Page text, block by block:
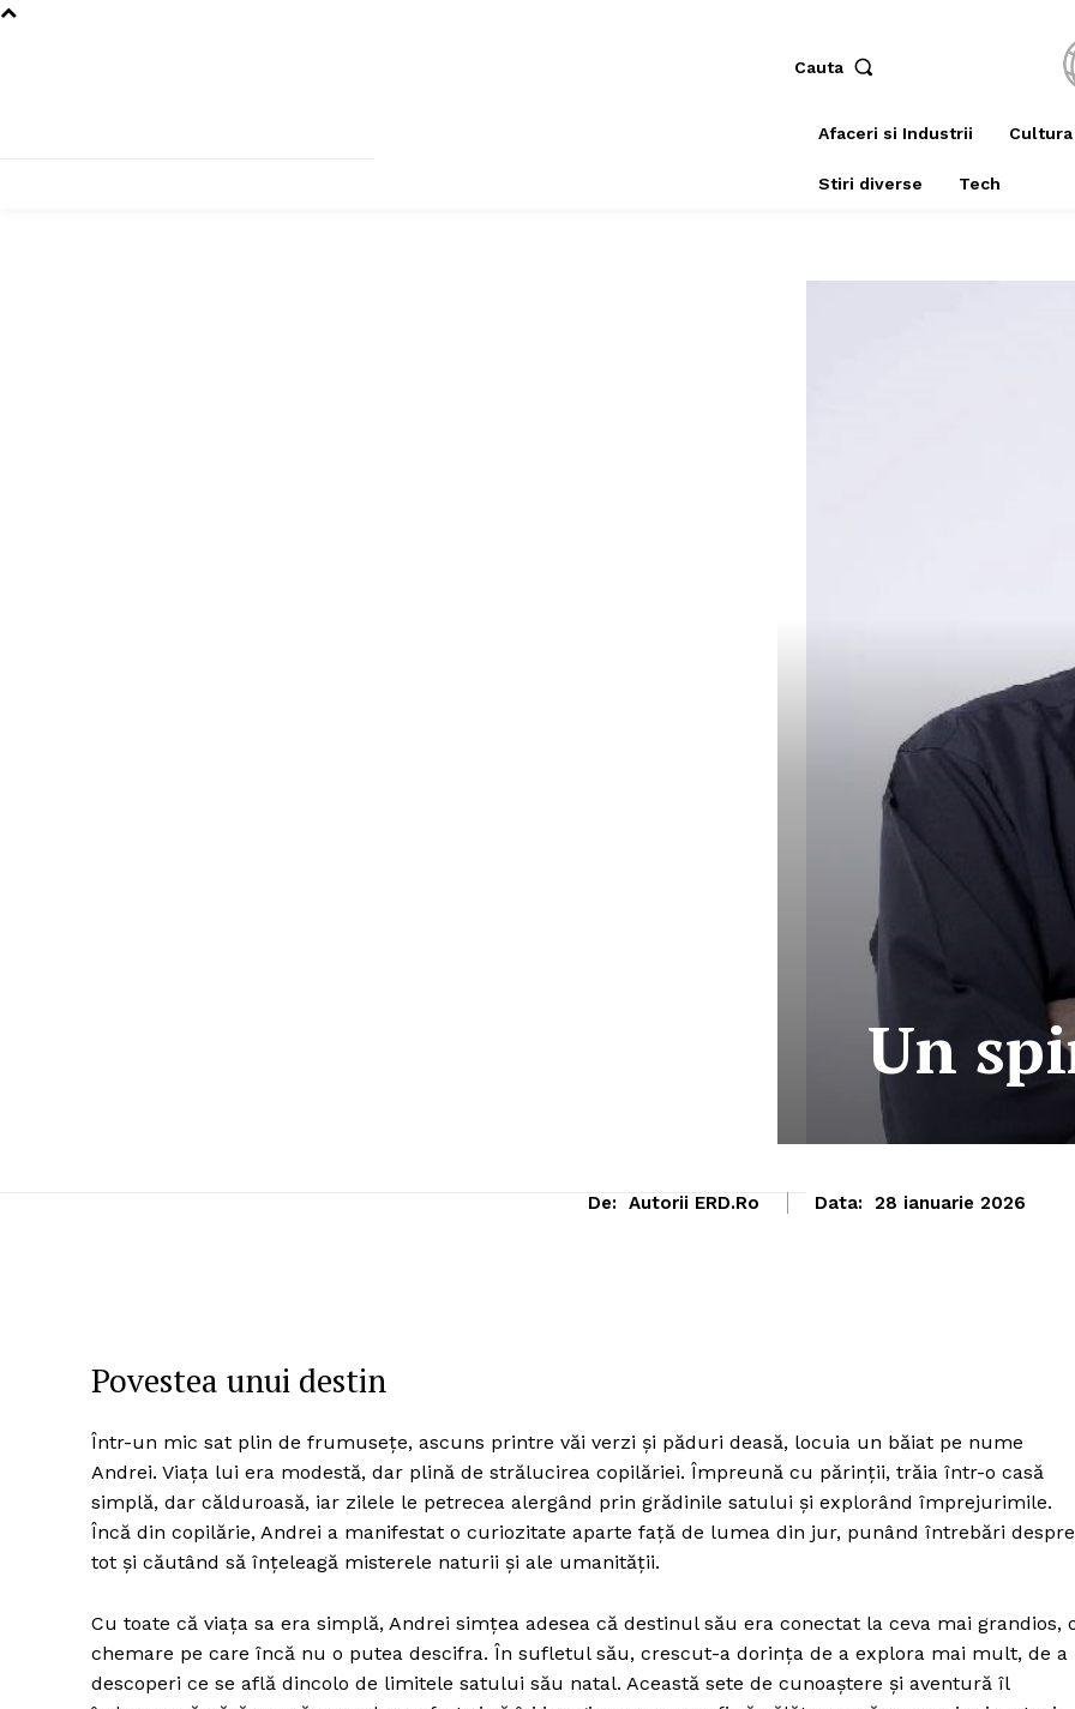
Cauta
Afaceri si Industrii
Stiri diverse Tech
Un
De: Autorii ERD.ro Data: 28 ianuarie 2026
Povestea unui destin
Într-un mic sat plin de frumusețe, ascuns printre văi verzi și păduri deasă, locuia un băiat pe nume
Andrei. Viața lui era modestă, dar plină de strălucirea copilăriei. Împreună cu părinții, trăia într-o casă
simplă, dar călduroasă, iar zilele le petrecea alergând prin grădinile satului și explorând împrejurimile.
Încă din copilărie, Andrei a manifestat o curiozitate aparte față de lumea din jur, punând întrebări despre
tot și căutând să înțeleagă misterele naturii și ale umanității.
Cu toate că viața sa era simplă, Andrei simțea adesea că destinul său era conectat la ceva mai grandios,
chemare pe care încă nu o putea descifra. În sufletul său, crescut-a dorința de a explora mai mult, de a
descoperi ce se află dincolo de limitele satului său natal. Această sete de cunoaștere și aventură îl